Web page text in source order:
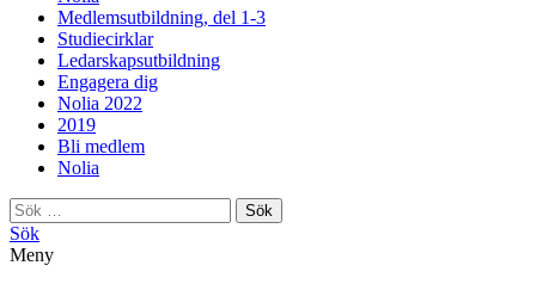
Medlemsutbildning, del 1-3
Studiecirklar
Ledarskapsutbildning
Engagera dig
Nolia 2022
2019
Bli medlem
Nolia
Sök
efter:
Sök
Meny